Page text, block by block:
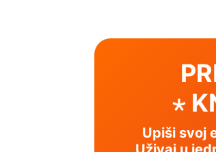
⋆
Upiši svoj